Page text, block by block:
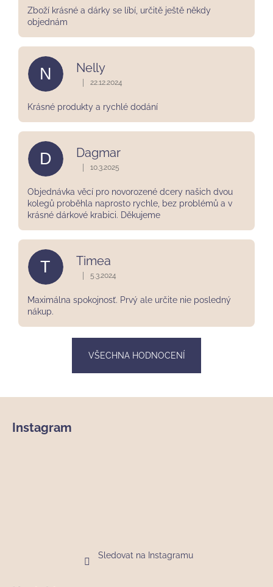
hvězdiček.
Zboží krásné a dárky se líbí, určitě ještě někdy
objednám
N Nelly
Hodnocení obchodu je 5 z 5 hvězdiček.
22.12.2024
Krásné produkty a rychlé dodání
D Dagmar
Hodnocení obchodu je 5 z 5 hvězdiček.
10.3.2025
Objednávka věcí pro novorozené dcery našich dvou
kolegů proběhla naprosto rychle, bez problémů a v
krásné dárkové krabici. Děkujeme
T Timea
Hodnocení obchodu je 5 z 5 hvězdiček.
5.3.2024
Maximálna spokojnosť. Prvý ale určite nie posledný
nákup.
VŠECHNA HODNOCENÍ
Instagram
Sledovat na Instagramu